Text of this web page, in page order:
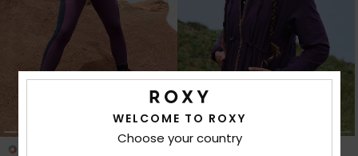
FIBRA RECICLADA
WELCOME TO ROXY
Choose your country